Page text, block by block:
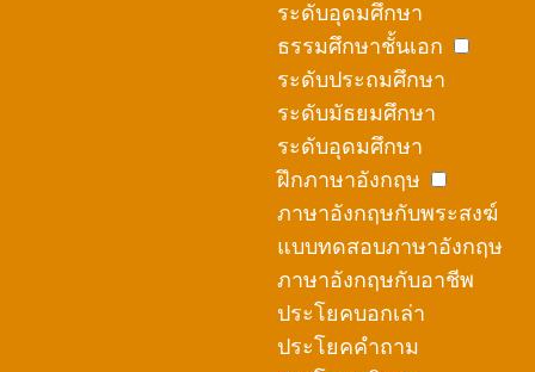
ระดับอุดมศึกษา
ธรรมศึกษาชั้นเอก
ระดับประถมศึกษา
ระดับมัธยมศึกษา
ระดับอุดมศึกษา
ฝึกภาษาอังกฤษ
ภาษาอังกฤษกับพระสงฆ์
แบบทดสอบภาษาอังกฤษ
ภาษาอังกฤษกับอาชีพ
ประโยคบอกเล่า
ประโยคคำถาม